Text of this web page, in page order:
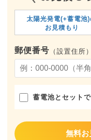
太陽光発電(+蓄電池)
お見積もり
郵便番号 （設置住所）
蓄電池とセット
無料お